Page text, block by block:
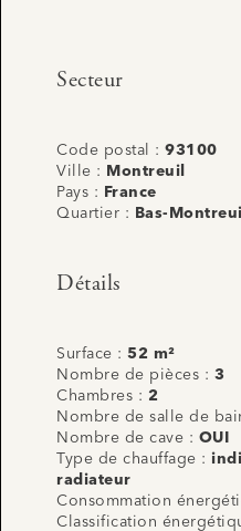
Secteur
Code postal : 93100
Ville :
Montreuil
Pays :
France
Quartier :
Bas-
Détails
Surface : 52 m²
Nombre de pièces : 3
Chambres : 2
Nombre de salle de
Nombre de cave : OUI
Type de chauffage :
radiateur
Consommation
Classification